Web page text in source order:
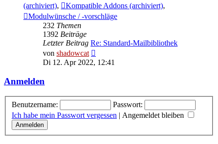
(archiviert), Kompatible Addons (archiviert),
Modulwünsche / -vorschläge
232 Themen
1392 Beiträge
Letzter Beitrag Re: Standard-Mailbibliothek
von shadowcat
Beitrag
Di 12. Apr 2022, 12:41
Anmelden
Benutzername:
Passwort:
Ich habe mein Passwort vergessen | Angemeldet bleiben